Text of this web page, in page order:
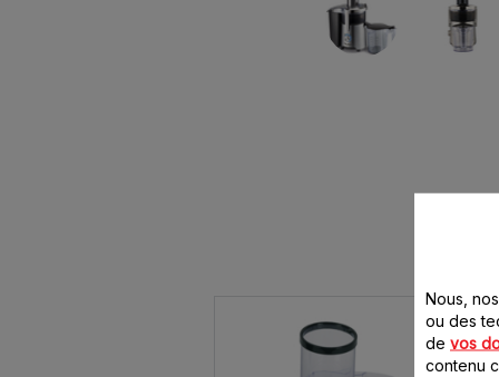
Nous,
ou des
de vos
contenu